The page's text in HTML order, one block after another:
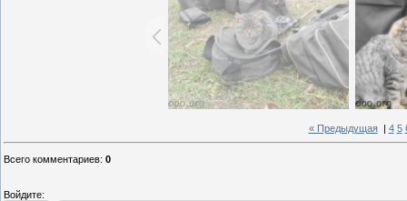
« Предыдущая| 4 5
Всего комментариев: 0
Войдите: